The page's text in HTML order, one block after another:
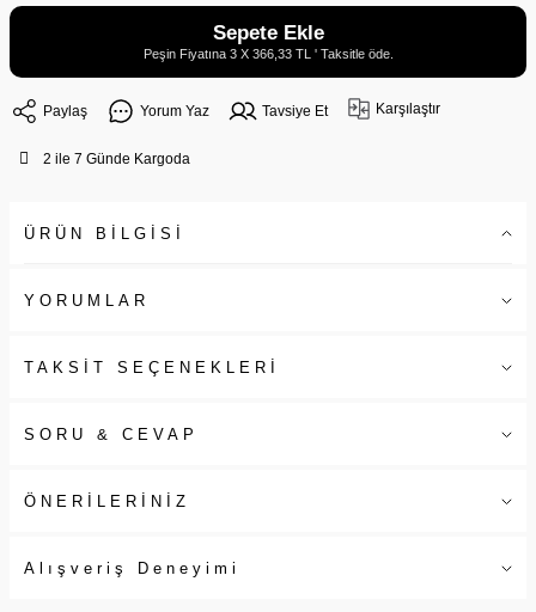
Sepete Ekle
Peşin Fiyatına 3 X 366,33 TL ' Taksitle öde.
Paylaş Yorum Yaz Tavsiye Et Karşılaştır
2 ile 7 Günde Kargoda
ÜRÜN BİLGİSİ
YORUMLAR
TAKSİT SEÇENEKLERİ
SORU & CEVAP
ÖNERİLERİNİZ
Alışveriş Deneyimi